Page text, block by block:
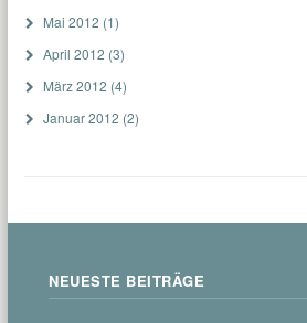
Mai 2012 (1)
April 2012 (3)
März 2012 (4)
Januar 2012 (2)
NEUESTE BEITRÄGE